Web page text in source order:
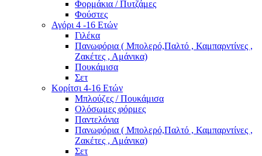
Φορμάκια / Πυτζάμες
Φούστες
Αγόρι 4 -16 Ετών
Γιλέκα
Πανωφόρια ( Μπολερό,Παλτό , Καμπαρντίνες ,
Ζακέτες , Αμάνικα)
Πουκάμισα
Σετ
Κορίτσι 4-16 Ετών
Μπλούζες / Πουκάμισα
Ολόσωμες φόρμες
Παντελόνια
Πανωφόρια ( Μπολερό,Παλτό , Καμπαρντίνες ,
Ζακέτες , Αμάνικα)
Σετ